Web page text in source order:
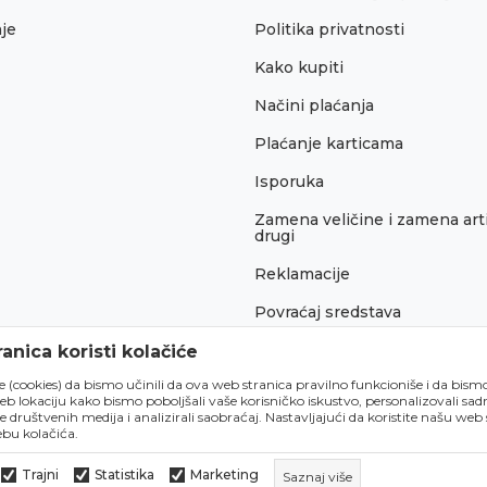
Politika privatnosti
Kako kupiti
Načini plaćanja
Plaćanje karticama
Isporuka
Zamena veličine i zamena
drugi
Reklamacije
Povraćaj sredstava
koristi kolačiće
(cookies) da bismo učinili da ova web stranica pravilno funkcioniše i da
lokaciju kako bismo poboljšali vaše korisničko iskustvo, personalizovali
društvenih medija i analizirali saobraćaj. Nastavljajući da koristite našu web
kolačića.
Trajni Statistika Marketing Saznaj više